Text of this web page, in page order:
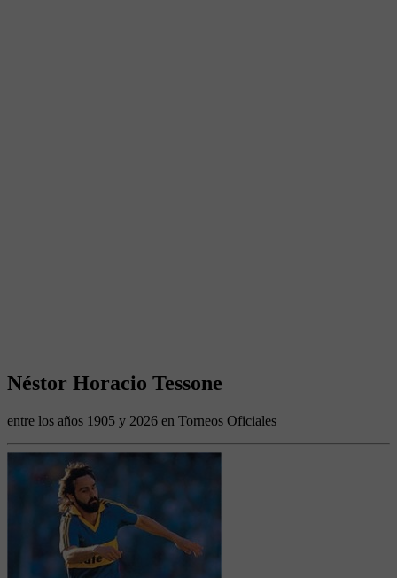
Néstor Horacio Tessone
entre los años 1905 y 2026 en Torneos Oficiales